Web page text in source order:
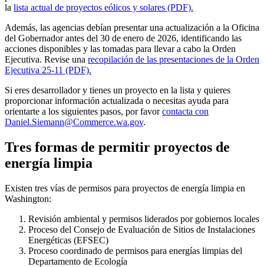
la lista actual de proyectos eólicos y solares (PDF).
Además, las agencias debían presentar una actualización a la Oficina
del Gobernador antes del 30 de enero de 2026, identificando las
acciones disponibles y las tomadas para llevar a cabo la Orden
Ejecutiva. Revise una recopilación de las presentaciones de la Orden
Ejecutiva 25-11 (PDF).
Si eres desarrollador y tienes un proyecto en la lista y quieres
proporcionar información actualizada o necesitas ayuda para
orientarte a los siguientes pasos, por favorcontacta con
Daniel.Siemann@Commerce.wa.gov.
Tres formas de permitir proyectos de
energía limpia
Existen tres vías de permisos para proyectos de energía limpia en
Washington:
Revisión ambiental y permisos liderados por gobiernos locales
Proceso del Consejo de Evaluación de Sitios de Instalaciones
Energéticas (EFSEC)
Proceso coordinado de permisos para energías limpias del
Departamento de Ecología